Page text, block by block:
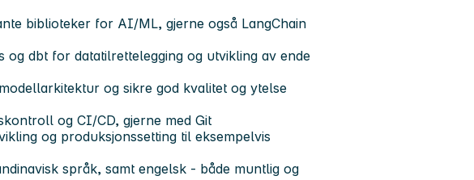
biblioteker for AI/ML, gjerne også LangChain
og dbt for datatilrettelegging og utvikling av ende
og sikre god kvalitet og ytelse
og CI/CD, gjerne med Git
og produksjonssetting til eksempelvis
språk, samt engelsk - både muntlig og